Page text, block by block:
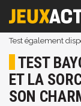
Test également
TEST
ET LA
SON